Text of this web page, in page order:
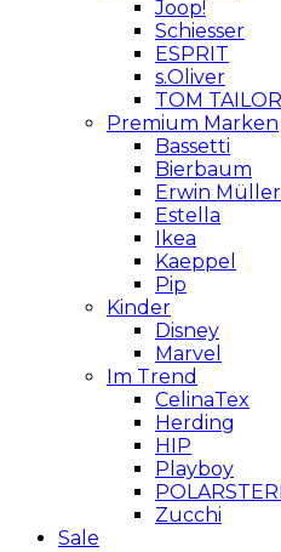
Joop!
Schiesser
ESPRIT
s.Oliver
TOM TAILOR
Premium Marken
Bassetti
Bierbaum
Erwin Müller
Estella
Ikea
Kaeppel
Pip
Kinder
Disney
Marvel
Im Trend
CelinaTex
Herding
HIP
Playboy
Zucchi
Sale